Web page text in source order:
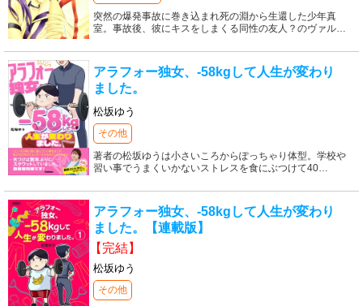
突然の爆発事故に巻き込まれ死の淵から生還した少年真
室。事故後、彼にキスをしまくる同性の友人？のヴァル…
アラフォー独女、-58kgして人生が変わり
ました。
松坂ゆう
その他
著者の松坂ゆうは小さいころからぽっちゃり体型。学校や
習い事でうまくいかないストレスを食にぶつけて40…
アラフォー独女、-58kgして人生が変わり
ました。【連載版】
【完結】
松坂ゆう
その他